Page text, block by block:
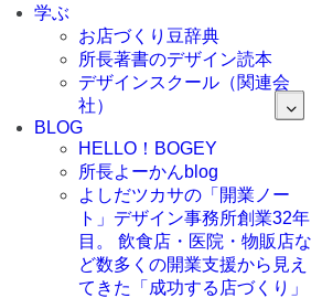
学ぶ
お店づくり豆辞典
所長著書のデザイン読本
デザインスクール（関連会
社）
BLOG
HELLO！BOGEY
所長よーかんblog
よしだツカサの「開業ノー
ト」 デザイン事務所創業32年
目。 飲食店・医院・物販店な
ど数多くの開業支援から見え
てきた「成功する店づくり」